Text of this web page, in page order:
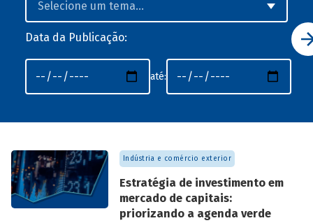
Data da Publicação:
até:
Indústria e comércio exterior
Estratégia de investimento em
mercado de capitais:
priorizando a agenda verde